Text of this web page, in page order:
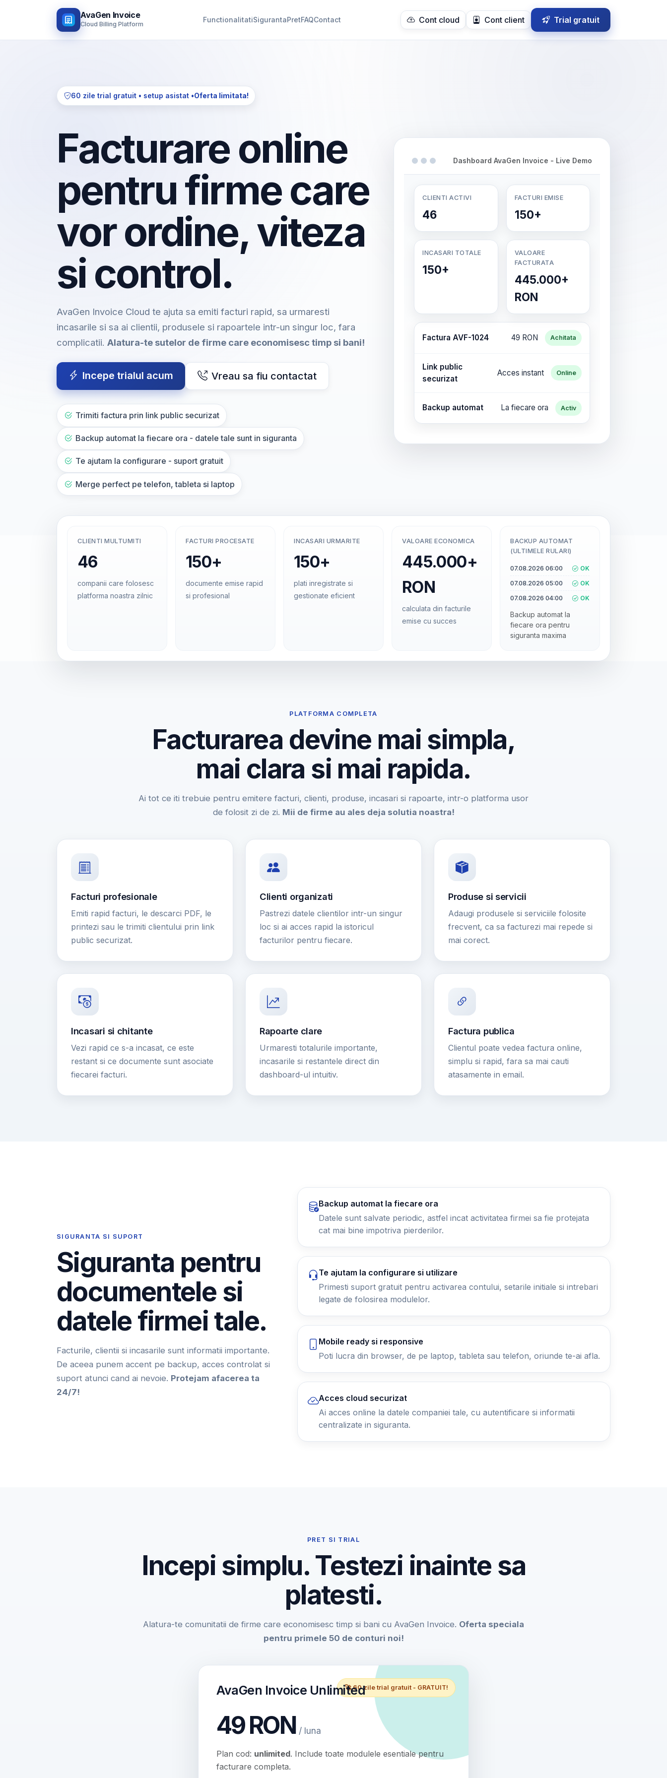
AvaGen Invoice
Cloud Billing Platform FunctionalitatiSigurantaPretFAQContact Cont cloud Cont client Trial gratuit
60 zile trial gratuit • setup asistat •Oferta limitata!
Facturare online
pentru firme care
vor ordine, viteza
si control.
AvaGen Invoice Cloud te ajuta sa emiti facturi rapid, sa urmaresti
incasarile si sa ai clientii, produsele si rapoartele intr-un singur loc, fara
complicatii. Alatura-te sutelor de firme care economisesc timp si bani!
Incepe trialul acum Vreau sa fiu contactat
Trimiti factura prin link public securizat
Backup automat la fiecare ora - datele tale sunt in siguranta
Te ajutam la configurare - suport gratuit
Merge perfect pe telefon, tableta si laptop
Dashboard AvaGen Invoice - Live Demo
CLIENTI ACTIVI
46
FACTURI EMISE
150+
INCASARI TOTALE
150+
VALOARE
FACTURATA
445.000+
RON
Factura AVF-1024 49 RON Achitata
Link public
securizat
Acces instant Online
Backup automat La fiecare ora Activ
CLIENTI MULTUMITI
46
companii care folosesc
platforma noastra zilnic
FACTURI PROCESATE
150+
documente emise rapid
si profesional
INCASARI URMARITE
150+
plati inregistrate si
gestionate eficient
VALOARE ECONOMICA
445.000+
RON
calculata din facturile
emise cu succes
BACKUP AUTOMAT
(ULTIMELE RULARI)
07.08.2026 06:00
OK
07.08.2026 05:00
OK
07.08.2026 04:00
OK
Backup automat la
fiecare ora pentru
siguranta maxima
PLATFORMA COMPLETA
Facturarea devine mai simpla,
mai clara si mai rapida.
Ai tot ce iti trebuie pentru emitere facturi, clienti, produse, incasari si rapoarte, intr-o platforma usor
de folosit zi de zi. Mii de firme au ales deja solutia noastra!
Facturi profesionale
Emiti rapid facturi, le descarci PDF, le
printezi sau le trimiti clientului prin link
public securizat.
Clienti organizati
Pastrezi datele clientilor intr-un singur
loc si ai acces rapid la istoricul
facturilor pentru fiecare.
Produse si servicii
Adaugi produsele si serviciile folosite
frecvent, ca sa facturezi mai repede si
mai corect.
Incasari si chitante
Vezi rapid ce s-a incasat, ce este
restant si ce documente sunt asociate
fiecarei facturi.
Rapoarte clare
Urmaresti totalurile importante,
incasarile si restantele direct din
dashboard-ul intuitiv.
Factura publica
Clientul poate vedea factura online,
simplu si rapid, fara sa mai cauti
atasamente in email.
SIGURANTA SI SUPORT
Siguranta pentru
documentele si
datele firmei tale.
Facturile, clientii si incasarile sunt informatii importante.
De aceea punem accent pe backup, acces controlat si
suport atunci cand ai nevoie. Protejam afacerea ta
24/7!
Backup automat la fiecare ora
Datele sunt salvate periodic, astfel incat activitatea firmei sa fie protejata
cat mai bine impotriva pierderilor.
Te ajutam la configurare si utilizare
Primesti suport gratuit pentru activarea contului, setarile initiale si intrebari
legate de folosirea modulelor.
Mobile ready si responsive
Poti lucra din browser, de pe laptop, tableta sau telefon, oriunde te-ai afla.
Acces cloud securizat
Ai acces online la datele companiei tale, cu autentificare si informatii
centralizate in siguranta.
PRET SI TRIAL
Incepi simplu. Testezi inainte sa
platesti.
Alatura-te comunitatii de firme care economisesc timp si bani cu AvaGen Invoice. Oferta speciala
pentru primele 50 de conturi noi!
🚀 60 zile trial gratuit - GRATUIT!
AvaGen Invoice Unlimited
49 RON / luna
Plan cod: unlimited. Include toate modulele esentiale pentru
facturare completa.